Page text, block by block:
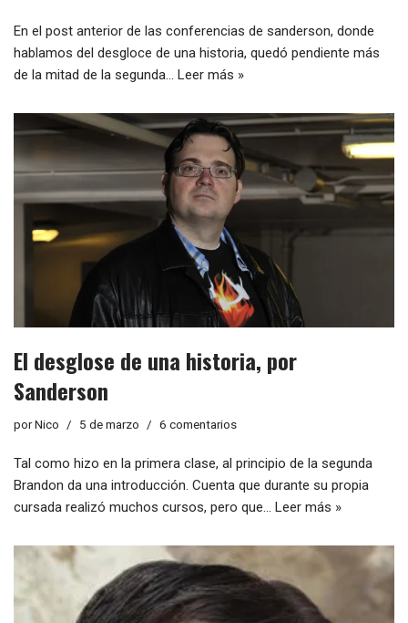
En el post anterior de las conferencias de sanderson, donde
hablamos del desgloce de una historia, quedó pendiente más
de la mitad de la segunda… Leer más »
El desglose de una historia, por
Sanderson
porNico 5 de marzo 6 comentarios
Tal como hizo en la primera clase, al principio de la segunda
Brandon da una introducción. Cuenta que durante su propia
cursada realizó muchos cursos, pero que… Leer más »